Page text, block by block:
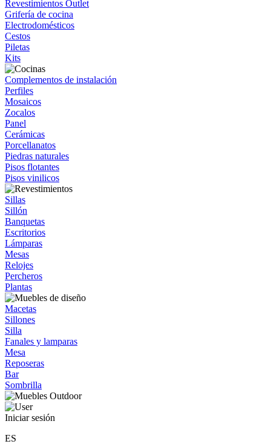
Revestimientos Outlet
Grifería de cocina
Electrodomésticos
Cestos
Piletas
Kits
Complementos de instalación
Perfiles
Mosaicos
Zocalos
Panel
Cerámicas
Porcellanatos
Piedras naturales
Pisos flotantes
Pisos vinilicos
Sillas
Sillón
Banquetas
Escritorios
Lámparas
Mesas
Relojes
Percheros
Plantas
Macetas
Sillones
Silla
Fanales y lamparas
Mesa
Reposeras
Bar
Sombrilla
Iniciar sesión
ES